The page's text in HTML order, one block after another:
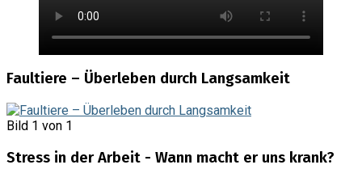
Faultiere – Überleben durch Langsamkeit
Bild 1 von 1
Stress in der Arbeit - Wann macht er uns krank?